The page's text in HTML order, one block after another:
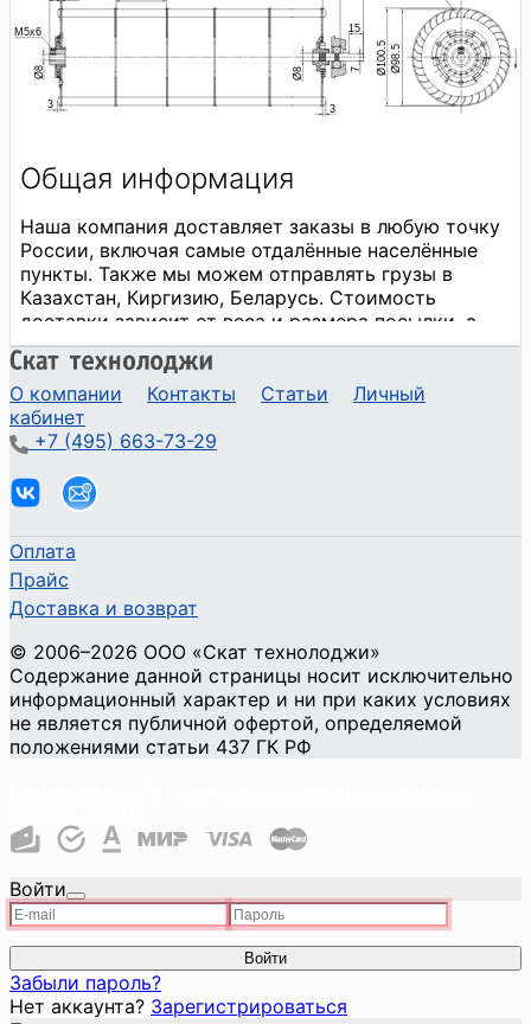
О компании Контакты Статьи
Личный
кабинет
+7 (495) 663-73-29
Оплата
Прайс
Доставка и возврат
© 2006–2026 ООО «Скат технолоджи»
Содержание данной страницы носит исключительно
информационный характер и ни при каких условиях
не является публичной офертой, определяемой
положениями статьи 437 ГК РФ
Войти
Войти
Забыли пароль?
Нет аккаунта? Зарегистрироваться